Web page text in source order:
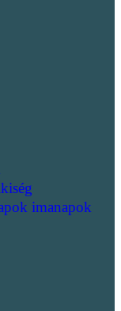
imanapok